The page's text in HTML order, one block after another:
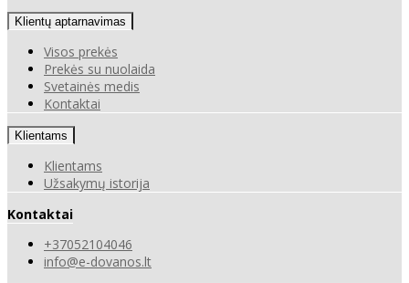
Klientų aptarnavimas
Visos prekės
Prekės su nuolaida
Svetainės medis
Kontaktai
Klientams
Klientams
Užsakymų istorija
Kontaktai
+37052104046
info@e-dovanos.lt